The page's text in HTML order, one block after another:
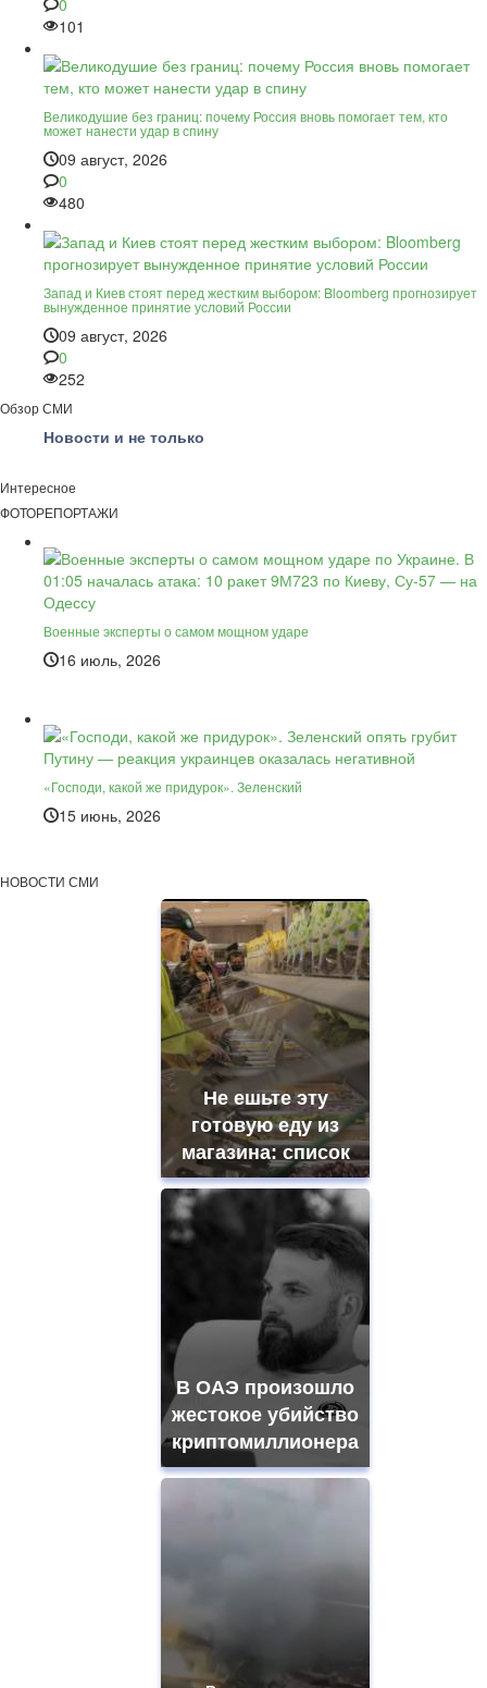
0
101
Великодушие без границ: почему Россия вновь помогает тем, кто
может нанести удар в спину
09 август, 2026
0
480
Запад и Киев стоят перед жестким выбором: Bloomberg прогнозирует
вынужденное принятие условий России
09 август, 2026
0
252
Обзор СМИ
Новости и не только
Интересное
ФОТОРЕПОРТАЖИ
Военные эксперты о самом мощном ударе
16 июль, 2026
«Господи, какой же придурок». Зеленский
15 июнь, 2026
НОВОСТИ СМИ
Не ешьте эту
готовую еду из
магазина: список
В ОАЭ произошло
жестокое убийство
криптомиллионера